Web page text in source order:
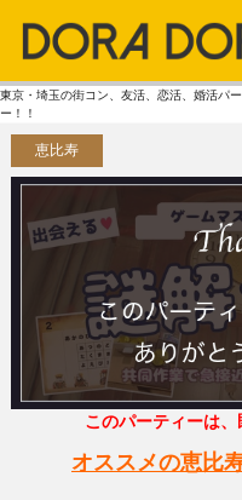
東京・埼玉の街コン、友活、恋活、婚活パ
ー！！
恵比寿
このパーティーは、
オススメの恵比